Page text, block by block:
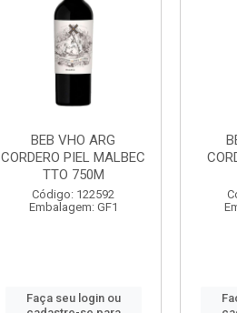
BEB VHO ARG
CORDERO PIEL MALBEC
TTO 750M
Código: 122592
Embalagem: GF1
Faça seu login ou